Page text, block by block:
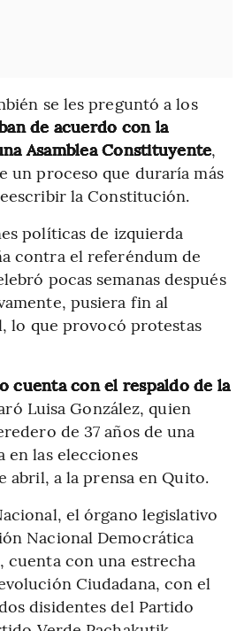
se les preguntó a los
de acuerdo con la
Asamblea Constituyente,
un proceso que duraría más
la Constitución.
políticas de izquierda
contra el referéndum de
pocas semanas después
pusiera fin al
lo que provocó protestas
cuenta con el respaldo de la
Luisa González, quien
de 37 años de una
en las elecciones
abril, a la prensa en Quito.
el órgano legislativo
Nacional Democrática
cuenta con una estrecha
Ciudadana, con el
disidentes del Partido